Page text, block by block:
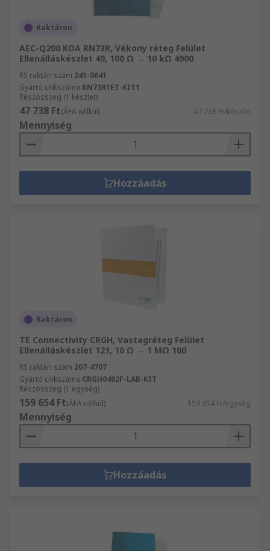
Raktáron
AEC-Q200 KOA RN73R, Vékony réteg Felület
Ellenálláskészlet 49, 100 Ω → 10 kΩ 4900
RS raktári szám 241-0641
Gyártó cikkszáma RN73R1ET-KIT1
Részösszeg (1 készlet)
47 738 Ft(ÁFA nélkül) 47 738 Ft/készlet
Mennyiség
Hozzáadás
Raktáron
TE Connectivity CRGH, Vastagréteg Felület
Ellenálláskészlet 121, 10 Ω → 1 MΩ 100
RS raktári szám 207-4707
Gyártó cikkszáma CRGH0402F-LAB-KIT
Részösszeg (1 egység)
159 654 Ft(ÁFA nélkül) 159 654 Ft/egység
Mennyiség
Hozzáadás